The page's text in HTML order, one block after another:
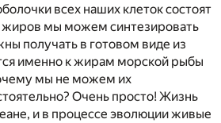
всех наших клеток состоят
жиров мы можем синтезировать
получать в готовом виде из
именно к жирам морской рыбы
мы не можем их
Очень просто! Жизнь
и в процессе эволюции живые